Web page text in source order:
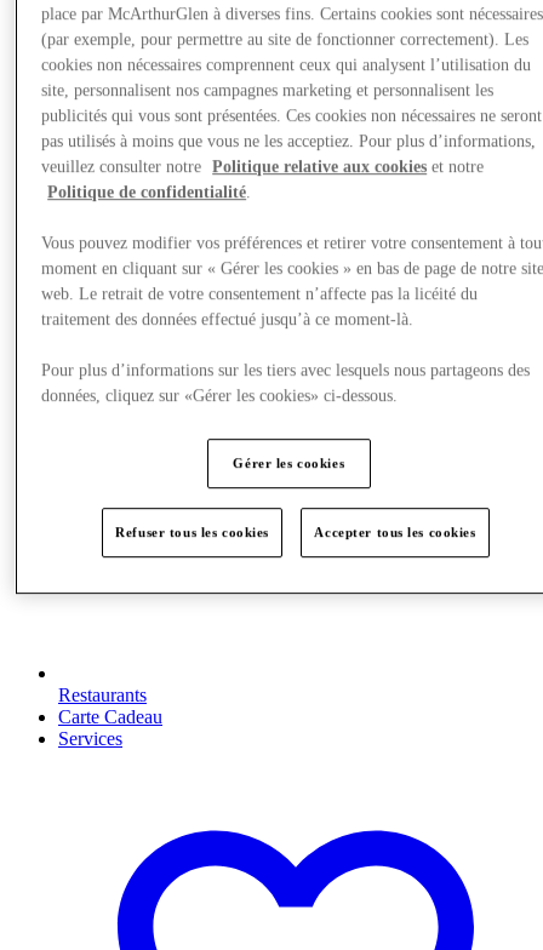
Nous rendre visite
Restaurants
Carte Cadeau
Services
place par McArthurGlen à diverses fins. Certains cookies sont nécessaires
(par exemple, pour permettre au site de fonctionner correctement). Les
cookies non nécessaires comprennent ceux qui analysent l’utilisation du
site, personnalisent nos campagnes marketing et personnalisent les
publicités qui vous sont présentées. Ces cookies non nécessaires ne seront
pas utilisés à moins que vous ne les acceptiez. Pour plus d’informations,
veuillez consulter notre
Politique relative aux cookies et notre
Politique de confidentialité.
Vous pouvez modifier vos préférences et retirer votre consentement à
moment en cliquant sur « Gérer les cookies » en bas de page de notre
web. Le retrait de votre consentement n’affecte pas la licéité du
traitement des données effectué jusqu’à ce moment-là.
Pour plus d’informations sur les tiers avec lesquels nous partageons des
données, cliquez sur «Gérer les cookies» ci-dessous.
Gérer les cookies
Refuser tous les cookies Accepter tous les cookies